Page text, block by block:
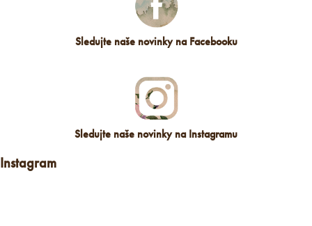
Sledujte naše novinky na Facebooku
Sledujte naše novinky na Instagramu
Instagram